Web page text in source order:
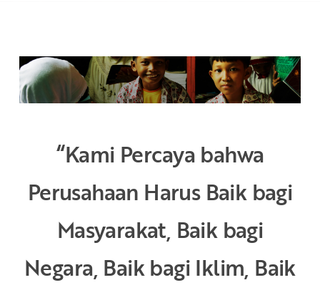
“Kami Percaya bahwa
Perusahaan Harus Baik bagi
Masyarakat, Baik bagi
Negara, Baik bagi Iklim, Baik